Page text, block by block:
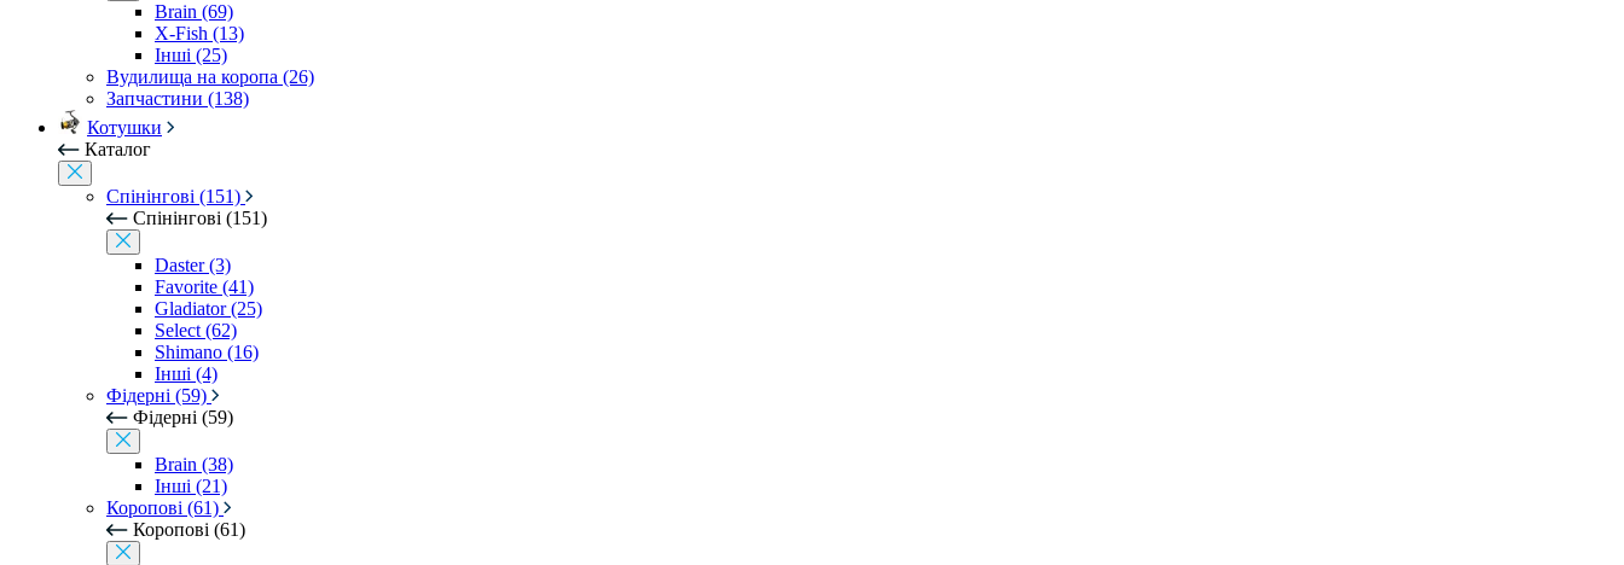
Brain (69)
X-Fish (13)
Інші (25)
Вудилища на коропа (26)
Запчастини (138)
Котушки
Каталог
Спінінгові (151)
Спінінгові (151)
Daster (3)
Favorite (41)
Gladiator (25)
Select (62)
Shimano (16)
Інші (4)
Фідерні (59)
Фідерні (59)
Brain (38)
Інші (21)
Коропові (61)
Коропові (61)